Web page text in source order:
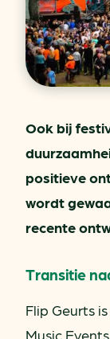
Ook bij
positieve
wordt
recente
Transitie
Flip Geurts
Music